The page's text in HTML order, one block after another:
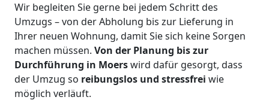
Wir begleiten Sie gerne bei jedem Schritt des
Umzugs – von der Abholung bis zur Lieferung in
Ihrer neuen Wohnung, damit Sie sich keine Sorgen
machen müssen. Von der Planung bis zur
Durchführung in Moerswird dafür gesorgt, dass
der Umzug so reibungslos und stressfrei wie
möglich verläuft.